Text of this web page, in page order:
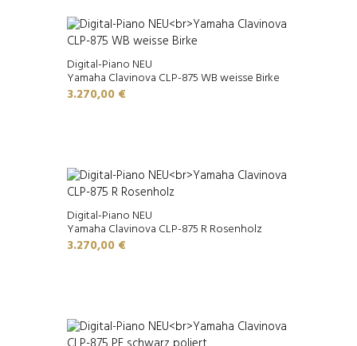
Digital-Piano NEU
Yamaha Clavinova CLP-875 WB weisse Birke
3.270,00 €
Digital-Piano NEU
Yamaha Clavinova CLP-875 R Rosenholz
3.270,00 €